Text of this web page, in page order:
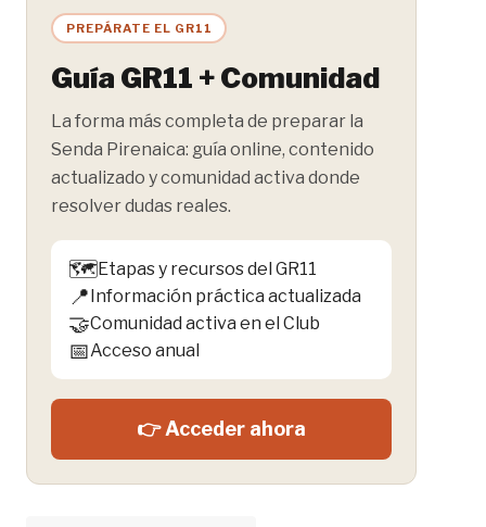
PREPÁRATE EL GR11
Guía GR11 + Comunidad
La forma más completa de preparar la
Senda Pirenaica: guía online, contenido
actualizado y comunidad activa donde
resolver dudas reales.
🗺️Etapas y recursos del GR11
📍 Información práctica actualizada
🤝Comunidad activa en el Club
📅Acceso anual
👉 Acceder ahora